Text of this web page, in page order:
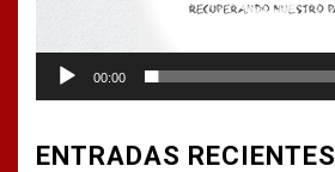
00:00
ENTRADAS RECIENTES